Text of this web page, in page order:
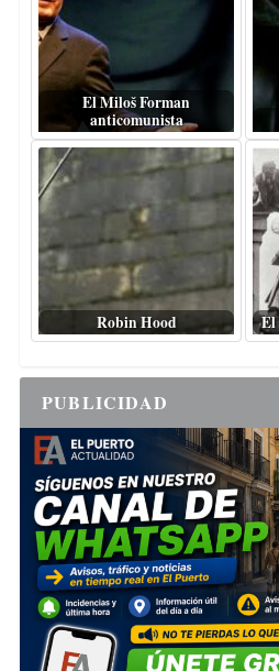
El Miloš Forman
anticomunista
Robin Hood El
PUBLICIDAD